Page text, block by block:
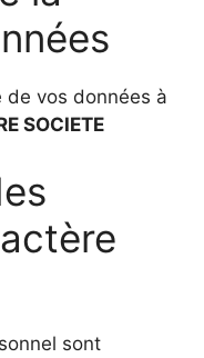
de vos données à
SOCIETE
sont